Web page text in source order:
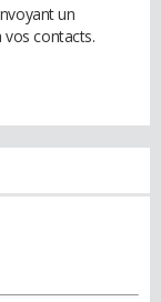
un
vos contacts.